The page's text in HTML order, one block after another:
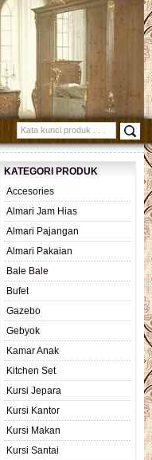
KATEGORI PRODUK
Accesories
Almari Jam Hias
Almari Pajangan
Almari Pakaian
Bale Bale
Bufet
Gazebo
Gebyok
Kamar Anak
Kitchen Set
Kursi Jepara
Kursi Kantor
Kursi Makan
Kursi Santai